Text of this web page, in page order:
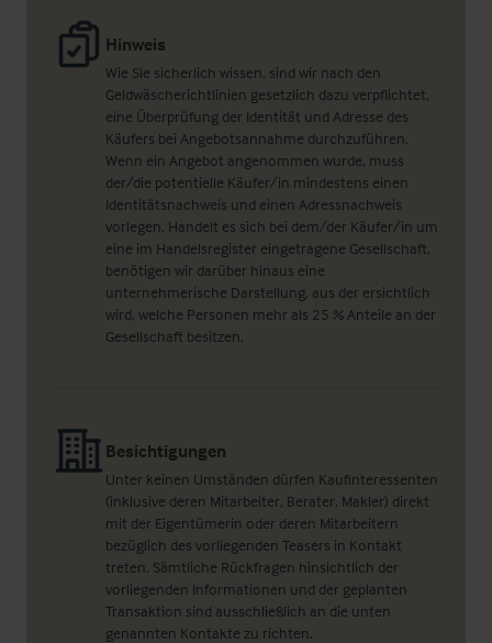
Hinweis
Wie Sie sicherlich wissen, sind wir nach den
Geldwäscherichtlinien gesetzlich dazu verpflichtet,
eine Überprüfung der Identität und Adresse des
Käufers bei Angebotsannahme durchzuführen.
Wenn ein Angebot angenommen wurde, muss
der/die potentielle Käufer/in mindestens einen
Identitätsnachweis und einen Adressnachweis
vorlegen. Handelt es sich bei dem/der Käufer/in um
eine im Handelsregister eingetragene Gesellschaft,
benötigen wir darüber hinaus eine
unternehmerische Darstellung, aus der ersichtlich
wird, welche Personen mehr als 25 % Anteile an der
Gesellschaft besitzen.
Besichtigungen
Unter keinen Umständen dürfen Kaufinteressenten
(inklusive deren Mitarbeiter, Berater, Makler) direkt
mit der Eigentümerin oder deren Mitarbeitern
bezüglich des vorliegenden Teasers in Kontakt
treten. Sämtliche Rückfragen hinsichtlich der
vorliegenden Informationen und der geplanten
Transaktion sind ausschließlich an die unten
genannten Kontakte zu richten.